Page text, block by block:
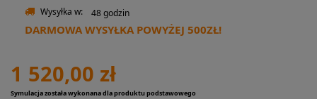
Wysyłka w: 48 godzin
DARMOWA WYSYŁKA POWYŻEJ 500ZŁ!
1 520,00 zł
Symulacja została wykonana dla produktu podstawowego